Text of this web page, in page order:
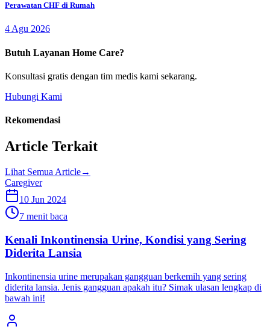
Perawatan CHF di Rumah
4 Agu 2026
Butuh Layanan Home Care?
Konsultasi gratis dengan tim medis kami sekarang.
Hubungi Kami
Rekomendasi
Article Terkait
Lihat Semua Article→
Caregiver
10 Jun 2024
7 menit baca
Kenali Inkontinensia Urine, Kondisi yang Sering
Diderita Lansia
Inkontinensia urine merupakan gangguan berkemih yang sering
diderita lansia. Jenis gangguan apakah itu? Simak ulasan lengkap di
bawah ini!